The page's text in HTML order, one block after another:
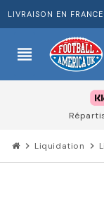
LIVRAISON EN
view_headline
chevron_right Liquidation chevron_right